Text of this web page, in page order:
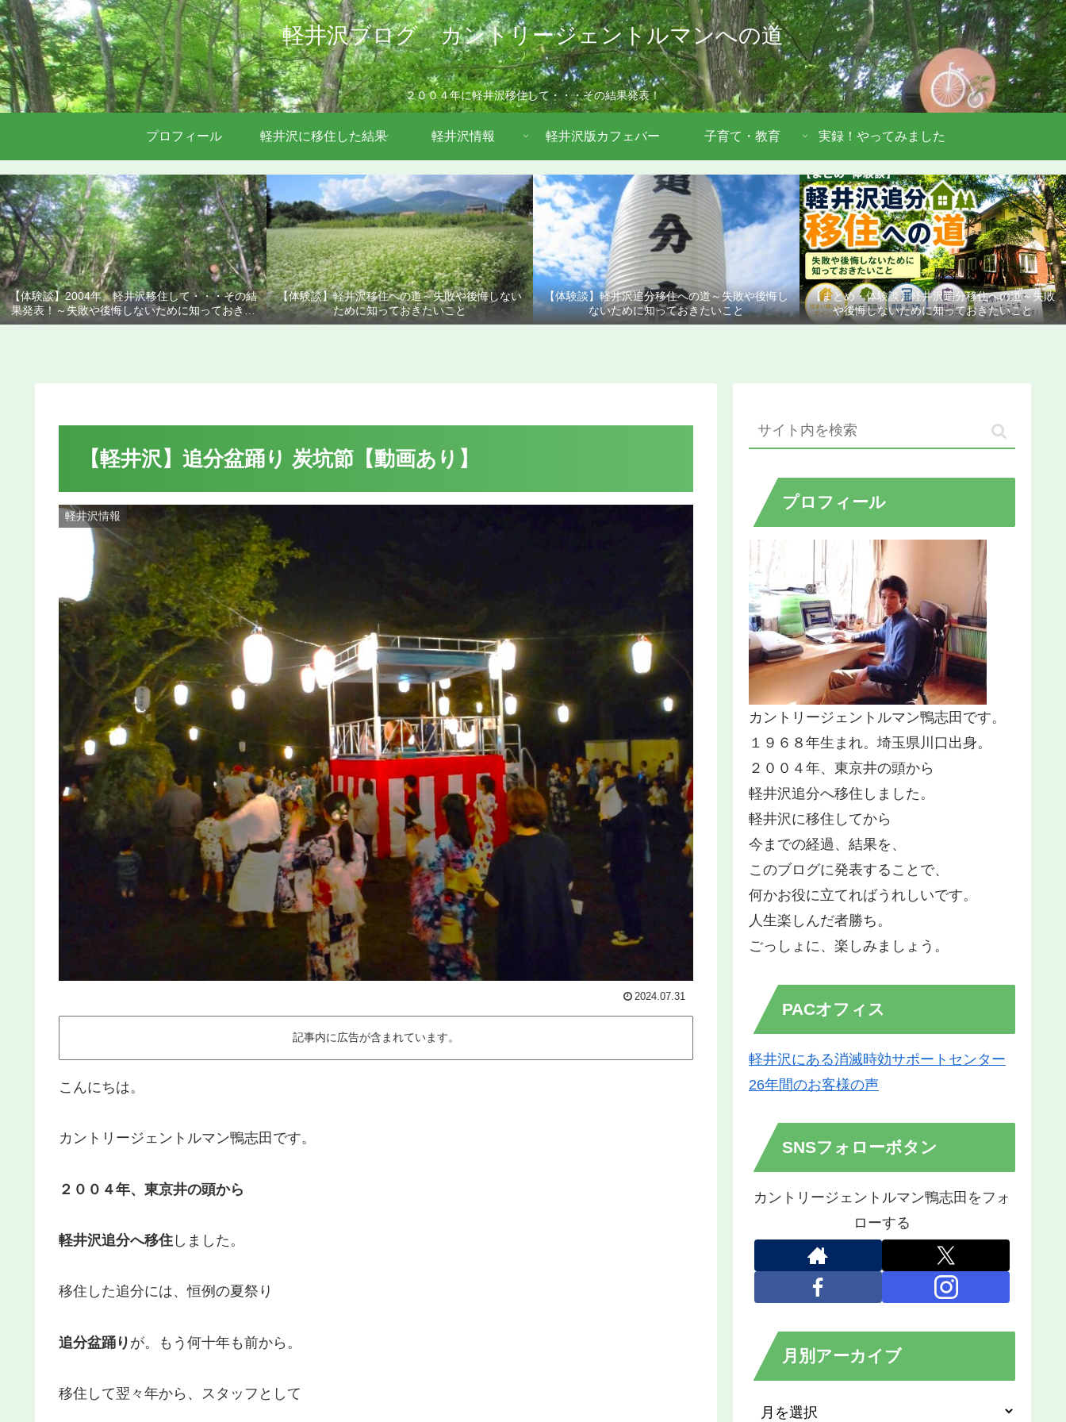
軽井沢ブログ カントリージェントルマンへの道
２００４年に軽井沢移住して・・・その結果発表！
プロフィール 軽井沢に移住した結果 軽井沢情報 軽井沢版カフェバー 子育て・教育 実録！やってみました
【体験談】2004年、軽井沢移住して・・・その結
果発表！～失敗や後悔しないために知っておきた
いこと
【体験談】軽井沢移住への道～失敗や後悔しない
ために知っておきたいこと
【体験談】軽井沢追分移住への道～失敗や後悔し
ないために知っておきたいこと
【まとめ・体験談】軽井沢追分移住への道～失敗
や後悔しないために知っておきたいこと
【軽井沢】追分盆踊り 炭坑節【動画あり】
軽井沢情報
2024.07.31
記事内に広告が含まれています。
こんにちは。
カントリージェントルマン鴨志田です。
２００４年、東京井の頭から
軽井沢追分へ移住 しました。
移住した追分には、恒例の夏祭り
追分盆踊り が。もう何十年も前から。
移住して翌々年から、スタッフとして
プロフィール
カントリージェントルマン鴨志田です。
１９６８年生まれ。埼玉県川口出身。
２００４年、東京井の頭から
軽井沢追分へ移住しました。
軽井沢に移住してから
今までの経過、結果を、
このブログに発表することで、
何かお役に立てればうれしいです。
人生楽しんだ者勝ち。
ごっしょに、楽しみましょう。
PACオフィス
軽井沢にある消滅時効サポートセンター
26年間のお客様の声
SNSフォローボタン
カントリージェントルマン鴨志田をフォ
ローする
月別アーカイブ